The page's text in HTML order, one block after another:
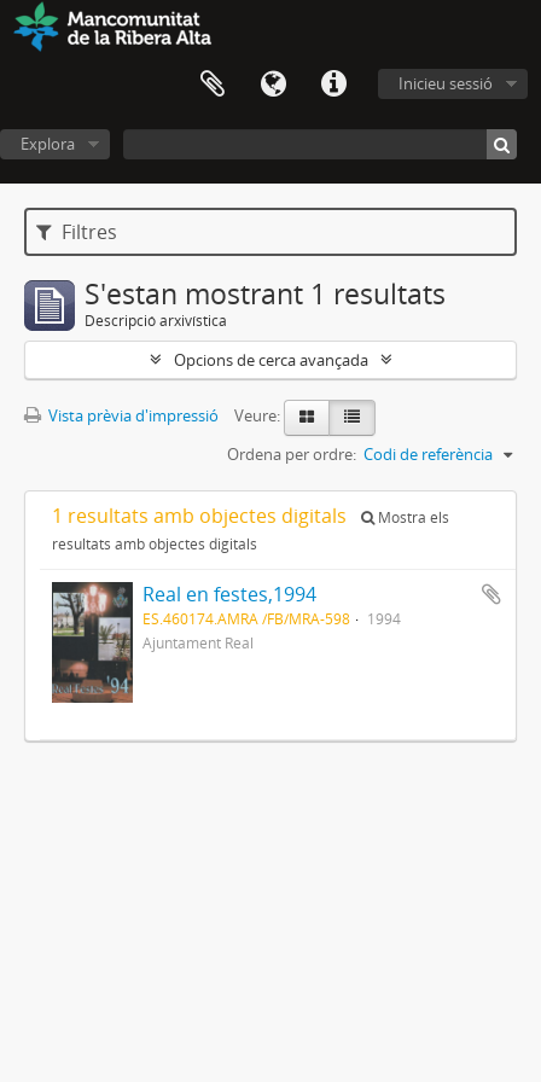
Inicieu sessió
Explora
Filtres
S'estan mostrant 1 resultats
Descripció arxivística
Opcions de cerca avançada
Vista prèvia d'impressió
Veure:
Ordena per ordre: Codi de referència
1 resultats amb objectes digitals
Mostra els
resultats amb objectes digitals
Real en festes,1994
ES.460174.AMRA /FB/MRA-598
1994
Ajuntament Real